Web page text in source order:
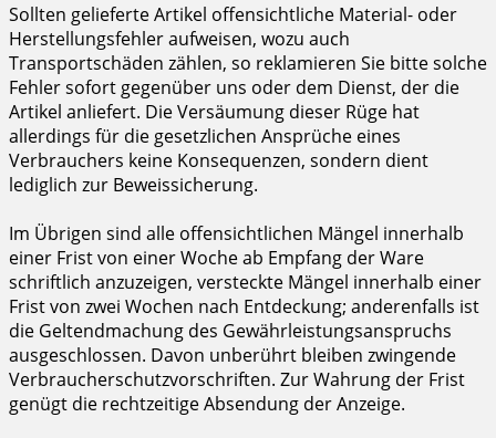
Sollten gelieferte Artikel offensichtliche Material- oder
Herstellungsfehler aufweisen, wozu auch
Transportschäden zählen, so reklamieren Sie bitte solche
Fehler sofort gegenüber uns oder dem Dienst, der die
Artikel anliefert. Die Versäumung dieser Rüge hat
allerdings für die gesetzlichen Ansprüche eines
Verbrauchers keine Konsequenzen, sondern dient
lediglich zur Beweissicherung.
Im Übrigen sind alle offensichtlichen Mängel innerhalb
einer Frist von einer Woche ab Empfang der Ware
schriftlich anzuzeigen, versteckte Mängel innerhalb einer
Frist von zwei Wochen nach Entdeckung; anderenfalls ist
die Geltendmachung des Gewährleistungsanspruchs
ausgeschlossen. Davon unberührt bleiben zwingende
Verbraucherschutzvorschriften. Zur Wahrung der Frist
genügt die rechtzeitige Absendung der Anzeige.